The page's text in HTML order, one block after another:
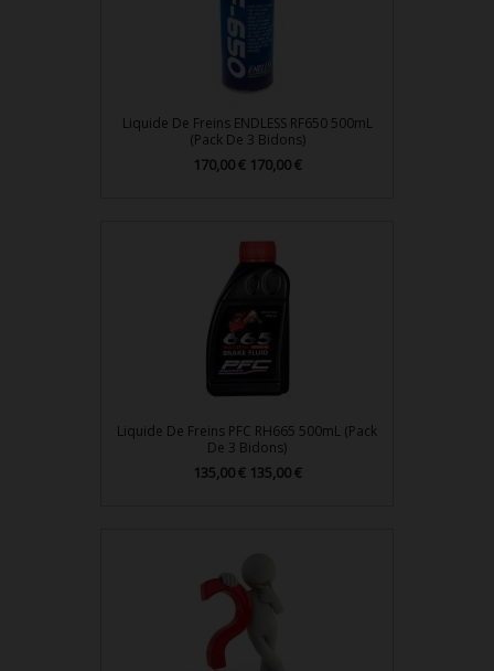
Liquide De Freins ENDLESS RF650 500mL
(Pack De 3 Bidons)
Prix
170,00 € 170,00 €
Liquide De Freins PFC RH665 500mL (Pack
De 3 Bidons)
Prix
135,00 € 135,00 €